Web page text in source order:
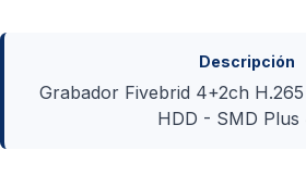
Descripción
Grabador Fivebrid 4+2ch
HDD - SMD Plus